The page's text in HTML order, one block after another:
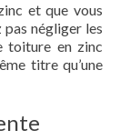
et que vous
négliger les
toiture en zinc
titre qu’une